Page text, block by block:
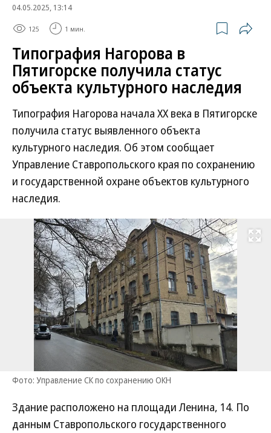
04.05.2025, 13:14
125 1 мин.
Типография Нагорова в
Пятигорске получила статус
объекта культурного наследия
Типография Нагорова начала XX века в Пятигорске
получила статус выявленного объекта
культурного наследия. Об этом сообщает
Управление Ставропольского края по сохранению
и государственной охране объектов культурного
наследия.
Развернуть
Фото: Управление СК по сохранению ОКН
Здание расположено на площади Ленина, 14. По
данным Ставропольского государственного